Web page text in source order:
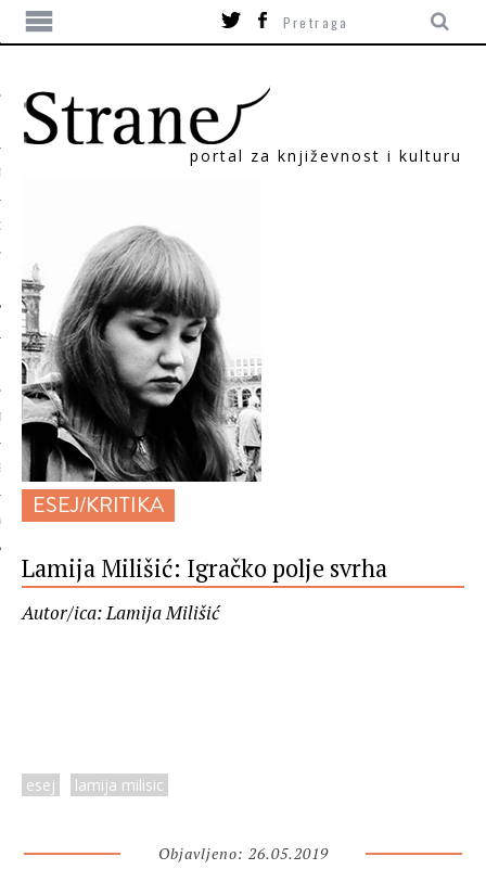
portal za književnost i kulturu
ESEJ/KRITIKA
Lamija Milišić: Igračko polje svrha
Autor/ica: Lamija Milišić
esej lamija milisic
Objavljeno: 26.05.2019